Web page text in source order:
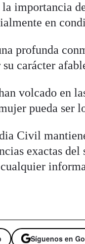
importancia
en
profunda
carácter
volcado en
pueda ser
Civil
exactas
Síguenos en